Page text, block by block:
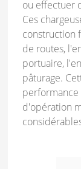
ou effectuer
Ces
construction
de routes,
portuaire,
pâturage.
performance
d'opération